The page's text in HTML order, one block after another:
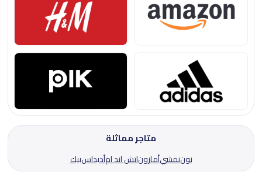
متاجر مماثلة
نوننمشيأمازوناتش اند امأديداسبيك